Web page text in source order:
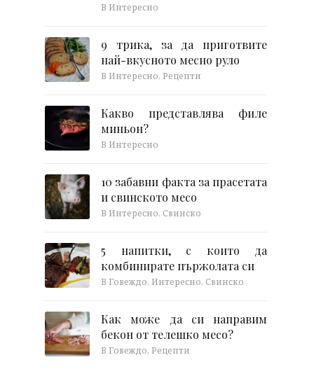
В Интересно
9 трика, за да приготвите
най-вкусното месно руло
В Интересно, Рецепти
Какво представлява филе
миньон?
В Интересно
10 забавни факта за прасетата
и свинското месо
В Интересно, Свинско
5 напитки, с които да
комбинирате пържолата си
В Говеждо, Интересно, Свинско
Как може да си направим
бекон от телешко месо?
В Говеждо, Рецепти